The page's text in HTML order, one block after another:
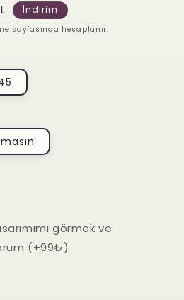
İndirim
sayfasında hesaplanır.
görmek ve
(+99₺)